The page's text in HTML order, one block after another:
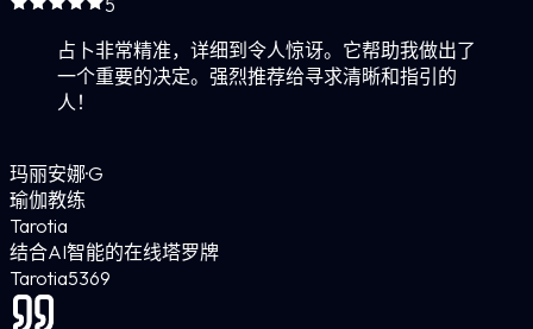
5
占卜非常精准，详细到令人惊讶。它帮助我做出了
一个重要的决定。强烈推荐给寻求清晰和指引的
人！
玛丽安娜·G
瑜伽教练
Tarotia
结合AI智能的在线塔罗牌
Tarotia5369